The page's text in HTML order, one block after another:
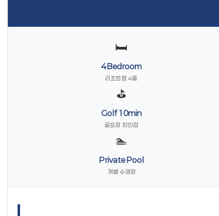
🛏️
4 Bedroom
리조트형 4룸
⛳
Golf 10min
골프장 최인접
🏊
Private Pool
개별 수영장